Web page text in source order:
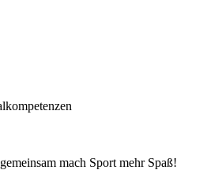
gemeinsam mach Sport mehrSpaß!